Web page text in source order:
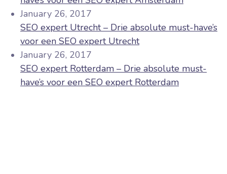
January 26, 2017
SEO expert Utrecht – Drie absolute must-have’s
voor een SEO expert Utrecht
January 26, 2017
SEO expert Rotterdam – Drie absolute must-
have’s voor een SEO expert Rotterdam